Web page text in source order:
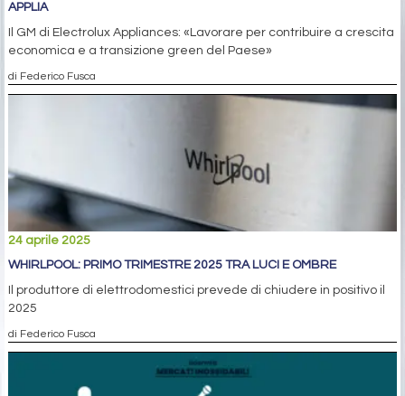
APPLIA
Il GM di Electrolux Appliances: «Lavorare per contribuire a crescita
economica e a transizione green del Paese»
di Federico Fusca
24 aprile 2025
WHIRLPOOL: PRIMO TRIMESTRE 2025 TRA LUCI E OMBRE
Il produttore di elettrodomestici prevede di chiudere in positivo il
2025
di Federico Fusca